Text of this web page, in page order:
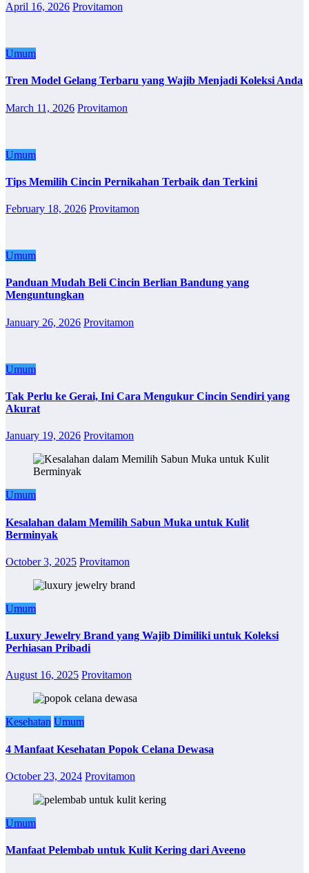
April 16, 2026 Provitamon
Umum
Tren Model Gelang Terbaru yang Wajib Menjadi Koleksi Anda
March 11, 2026 Provitamon
Umum
Tips Memilih Cincin Pernikahan Terbaik dan Terkini
February 18, 2026 Provitamon
Umum
Panduan Mudah Beli Cincin Berlian Bandung yang
Menguntungkan
January 26, 2026 Provitamon
Umum
Tak Perlu ke Gerai, Ini Cara Mengukur Cincin Sendiri yang
Akurat
January 19, 2026 Provitamon
Umum
Kesalahan dalam Memilih Sabun Muka untuk Kulit
Berminyak
October 3, 2025 Provitamon
Umum
Luxury Jewelry Brand yang Wajib Dimiliki untuk Koleksi
Perhiasan Pribadi
August 16, 2025 Provitamon
Kesehatan Umum
4 Manfaat Kesehatan Popok Celana Dewasa
October 23, 2024 Provitamon
Umum
Manfaat Pelembab untuk Kulit Kering dari Aveeno